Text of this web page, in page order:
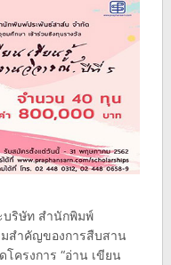
บริษัท สำนักพิมพ์
สำคัญของการสืบสาน
ครงการ “อ่าน เขียน